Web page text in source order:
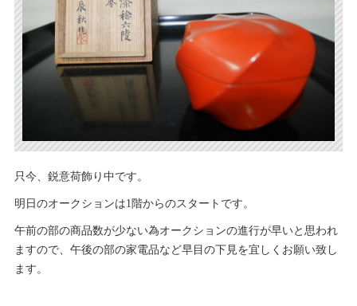
只今、鋭意荷飾り中です。
明日のオークションは1階からのスタートです。
午前の部の商品数が少ない為オークションの進行が早いと思われ
ますので、午後の部の家電品など早目の下見を宜しくお願い致し
ます。